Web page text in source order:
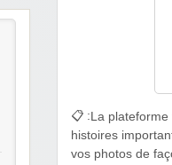
📋 : La plateforme
histoires
vos photos de